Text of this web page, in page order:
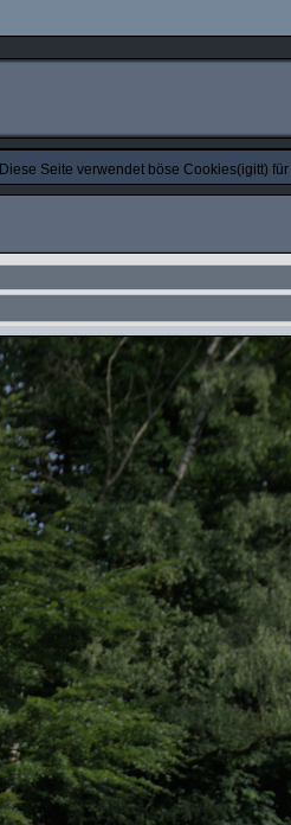
Diese Seite verwendet böse Cookies(igitt)